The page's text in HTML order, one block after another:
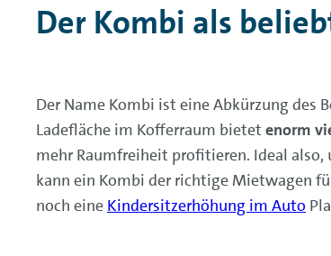
Der Kombi als
Der Name Kombi ist eine Abkürzung
Ladefläche im Kofferraum bietet enorm
mehr Raumfreiheit profitieren. Ideal
kann ein Kombi der richtige Mietwagen
noch eine Kindersitzerhöhung im Auto